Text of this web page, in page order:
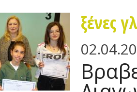
ξένες